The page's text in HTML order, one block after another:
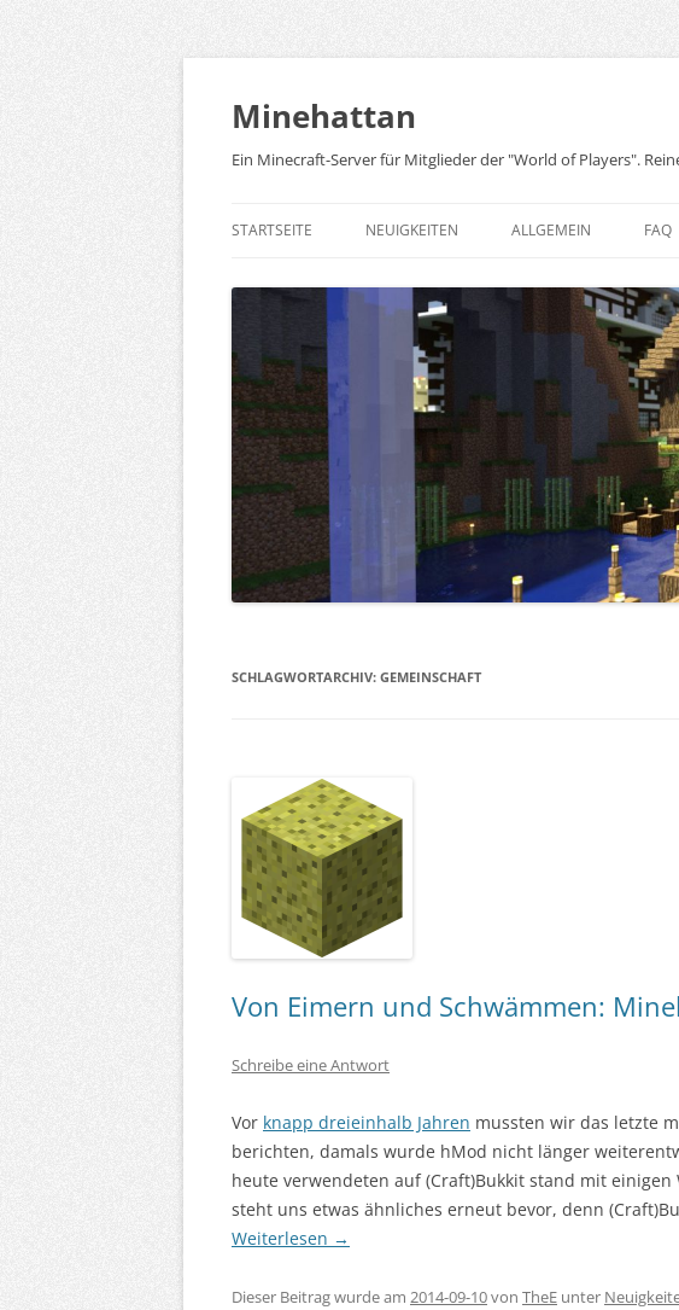
Zum
springen
Minehattan
Ein Minecraft-Server für Mitglieder der "World of Players".
STARTSEITE NEUIGKEITEN ALLGEMEIN
REGELN
ÜBER UNS
ZUGANG ZUM
FAQ
SCHLAGWORTARCHIV: GEMEINSCHAFT
Von Eimern und Schwämmen:
Schreibe eine Antwort
Vor knapp dreieinhalb Jahren mussten wir das letzte
berichten, damals wurde hMod nicht länger
heute verwendeten auf (Craft)Bukkit stand mit einigen
steht uns etwas ähnliches erneut bevor, denn
Weiterlesen →
Dieser Beitrag wurde am 2014-09-10von TheE unter